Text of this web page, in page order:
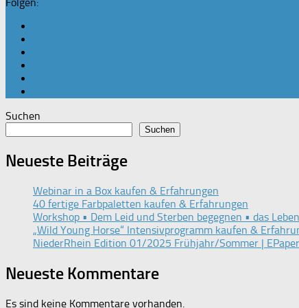
Suchen
Suchen
Neueste Beiträge
Webinar in a Box kaufen & Erfahrungen
40 fertige Farbpaletten kaufen & Erfahrungen
Workshop • Dem Leid und Sterben begegnen • das
„Wild Young Horse“ Intensivprogramm kaufen &
NiederRhein Edition 01/2025 Frühjahr/Sommer |
Neueste Kommentare
Es sind keine Kommentare vorhanden.